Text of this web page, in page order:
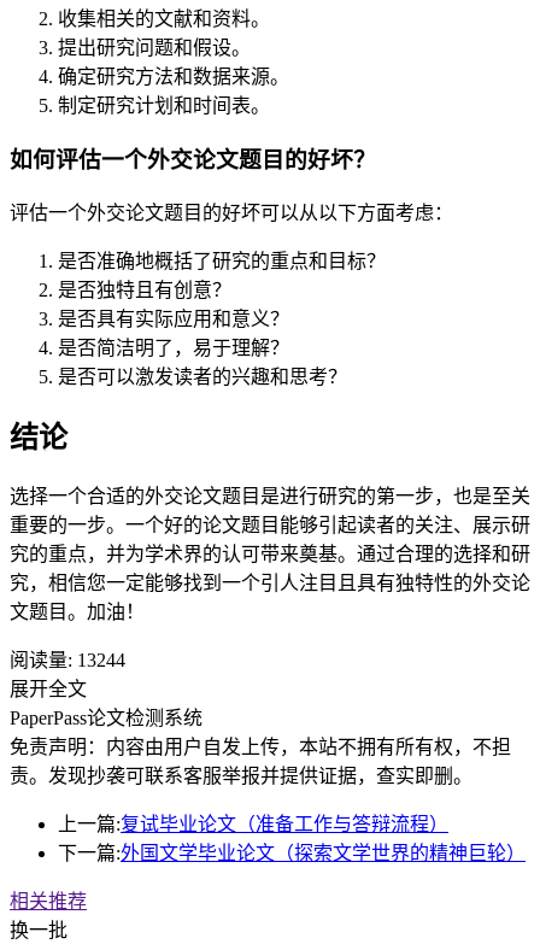
收集相关的文献和资料。
提出研究问题和假设。
确定研究方法和数据来源。
制定研究计划和时间表。
如何评估一个外交论文题目的好坏？
评估一个外交论文题目的好坏可以从以下方面考虑：
是否准确地概括了研究的重点和目标？
是否独特且有创意？
是否具有实际应用和意义？
是否简洁明了，易于理解？
是否可以激发读者的兴趣和思考？
结论
选择一个合适的外交论文题目是进行研究的第一步，也是至关
重要的一步。一个好的论文题目能够引起读者的关注、展示研
究的重点，并为学术界的认可带来奠基。通过合理的选择和研
究，相信您一定能够找到一个引人注目且具有独特性的外交论
文题目。加油！
阅读量: 13244
展开全文
PaperPass论文检测系统
免责声明：内容由用户自发上传，本站不拥有所有权，不担
责。发现抄袭可联系客服举报并提供证据，查实即删。
上一篇:复试毕业论文（准备工作与答辩流程）
下一篇:外国文学毕业论文（探索文学世界的精神巨轮）
相关推荐
换一批